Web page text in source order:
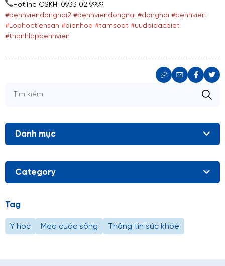
Hotline CSKH: 0933 02 9999
#benhviendongnai2 #benhviendongnai #dongnai #benhvien
#Lophoctiensan #bienhoa #tamsoat #uudaidacbiet
#thanhlapbenhvien
Danh mục
Category
Tag
Y học Mẹo cuộc sống Thông tin sức khỏe